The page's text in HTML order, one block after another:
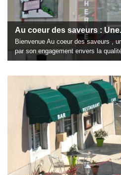
Au coeur des saveurs :
Bienvenue Au coeur des saveurs ,
par son engagement envers la